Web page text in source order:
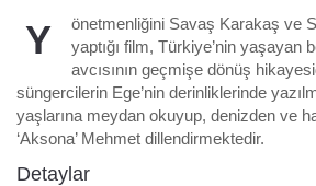
Y
önetmenliğini Savaş Karakaş ve
yaptığı film, Türkiye’nin yaşayan
avcısının geçmişe dönüş
süngercilerin Ege’nin derinliklerinde
yaşlarına meydan okuyup, denizden ve
‘Aksona’ Mehmet dillendirmektedir.
Detaylar